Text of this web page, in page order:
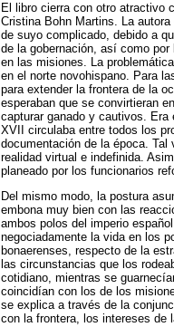
El libro cierra con otro atractivo
Cristina Bohn Martins. La
de suyo complicado, debido a
de la gobernación, así como
en las misiones. La
en el norte novohispano. Para
para extender la frontera de la
esperaban que se convirtieran
capturar ganado y cautivos.
XVII circulaba entre todos los
documentación de la época. Tal
realidad virtual e indefinida.
planeado por los funcionarios
Del mismo modo, la postura
embona muy bien con las
ambos polos del imperio
negociadamente la vida en los
bonaerenses, respecto de la
las circunstancias que los
cotidiano, mientras se
coincidían con los de los
se explica a través de la
con la frontera, los intereses de